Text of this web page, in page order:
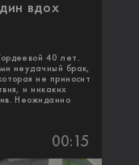
вдох
40 лет.
неудачный брак,
не приносит
и никаких
Неожиданно
00:15